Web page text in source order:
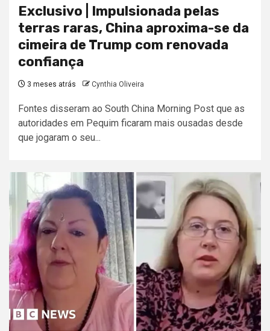
Exclusivo | Impulsionada pelas
terras raras, China aproxima-se da
cimeira de Trump com renovada
confiança
3 meses atrás Cynthia Oliveira
Fontes disseram ao South China Morning Post que as
autoridades em Pequim ficaram mais ousadas desde
que jogaram o seu...